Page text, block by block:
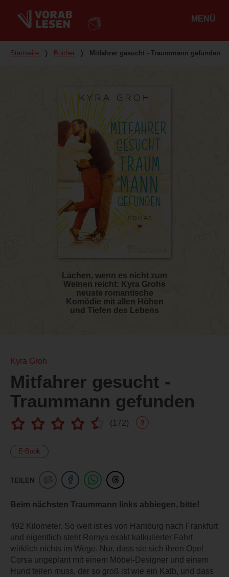
MENÜ
Du bist hier
Startseite ❭ Bücher ❭ Mitfahrer gesucht - Traummann gefunden
Lachen, wenn es nicht zum
Weinen reicht: Kyra Grohs
neuste romantische
Komödie mit allen Höhen
und Tiefen des Lebens
Kyra Groh
Mitfahrer gesucht -
Traummann gefunden
(172) ?
E-Book
TEILEN
Beim nächsten Traummann links abbiegen, bitte!
492 Kilometer. So weit ist es von Hamburg nach Frankfurt
und eigentlich steht Romys exakt kalkulierter Fahrt
wirklich nichts im Wege. Nur, dass sie sich ihren Opel
Corsa ungeplant mit einem Möbel-Designer und einem
Hund teilen muss, der so groß ist wie ein Kalb, und dass